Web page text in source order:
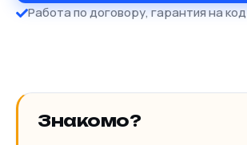
Работа по договору, гарантия на код
Знакомо?